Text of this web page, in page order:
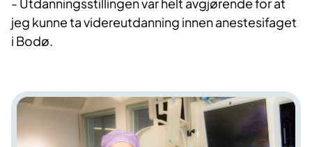
jeg kunne ta videreutdanning innen anestesifaget
i Bodø.